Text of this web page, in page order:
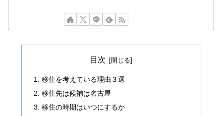
目次
移住を考えている理由３選
移住先は候補は名古屋
移住の時期はいつにするか